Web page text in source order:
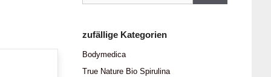
zufällige Kategorien
Bodymedica
True Nature Bio Spirulina